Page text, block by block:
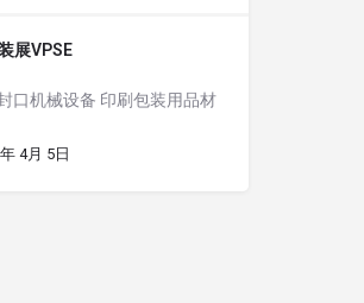
展VPSE
口机械设备 印刷包装用品材
4月 5日